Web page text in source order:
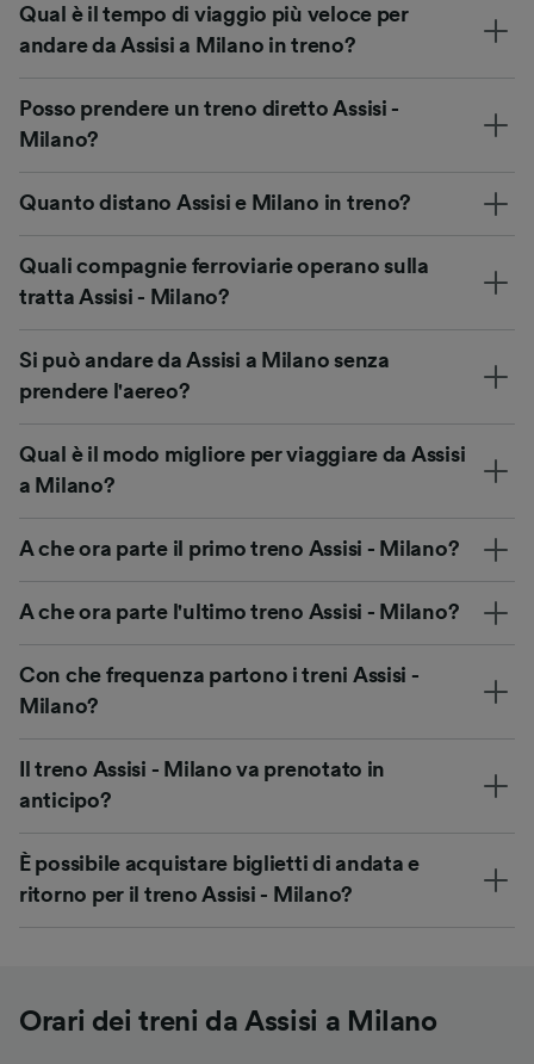
Qual è il tempo di viaggio più veloce per
andare da Assisi a Milano in treno?
Posso prendere un treno diretto Assisi -
Milano?
Quanto distano Assisi e Milano in treno?
Quali compagnie ferroviarie operano sulla
tratta Assisi - Milano?
Si può andare da Assisi a Milano senza
prendere l'aereo?
Qual è il modo migliore per viaggiare da Assisi
a Milano?
A che ora parte il primo treno Assisi - Milano?
A che ora parte l'ultimo treno Assisi - Milano?
Con che frequenza partono i treni Assisi -
Milano?
Il treno Assisi - Milano va prenotato in
anticipo?
È possibile acquistare biglietti di andata e
ritorno per il treno Assisi - Milano?
Orari dei treni da Assisi a Milano